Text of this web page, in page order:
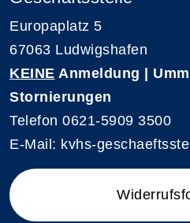
Europaplatz 5
67063 Ludwigshafen
KEINE Anmeldung |
Stornierungen
Telefon 0621-5909 3500
E-Mail: kvhs-